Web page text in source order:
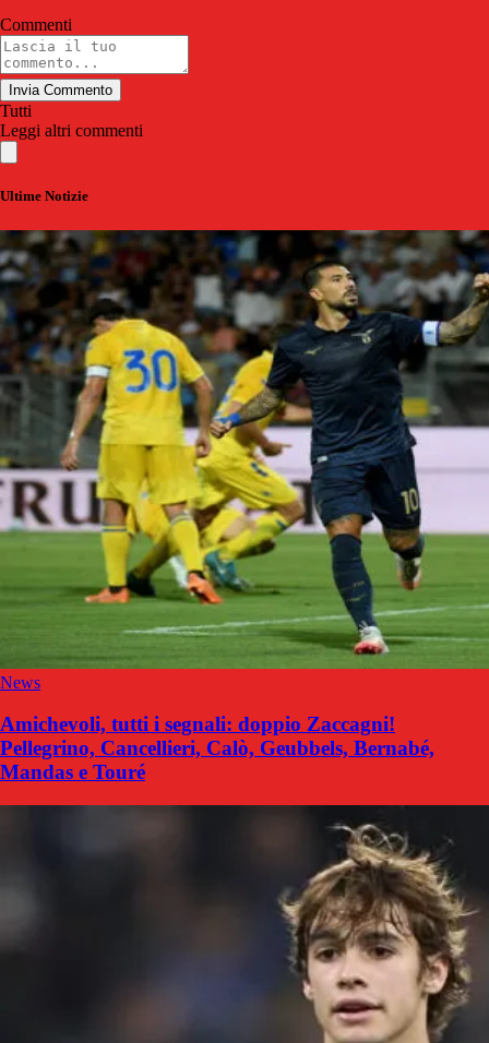
Commenti
Invia Commento
Tutti
Leggi altri commenti
Ultime Notizie
News
Amichevoli, tutti i segnali: doppio Zaccagni!
Pellegrino, Cancellieri, Calò, Geubbels, Bernabé,
Mandas e Touré